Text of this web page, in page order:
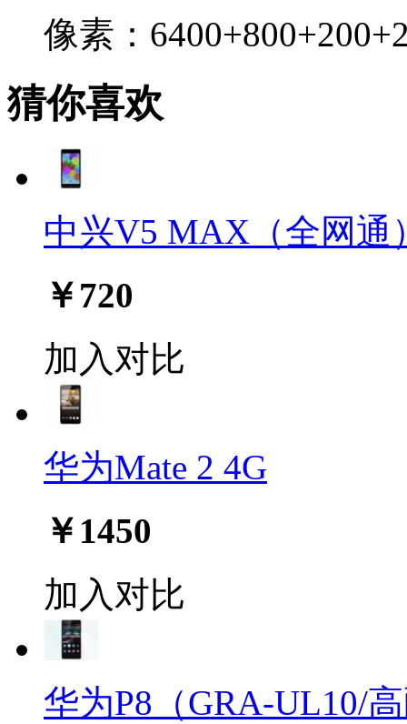
像素：
猜你喜欢
中兴V5 MAX（全网通
￥720
加入对比
华为Mate 2 4G
￥1450
加入对比
华为P8（GRA-UL10/